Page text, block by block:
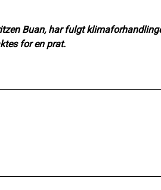
Buan, har fulgt
for en prat.